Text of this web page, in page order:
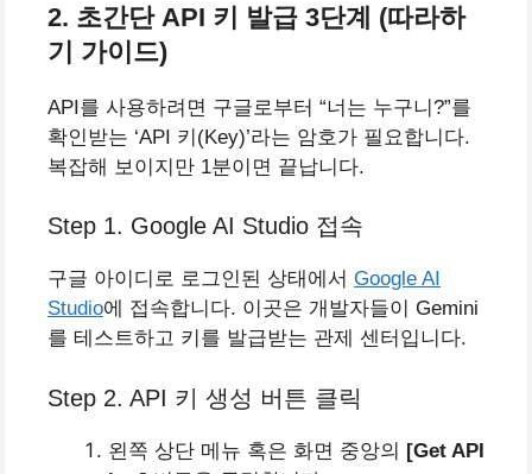
2. 초간단 API 키 발급 3단계 (따라하
기 가이드)
API를 사용하려면 구글로부터 “너는 누구니?”를
확인받는 ‘API 키(Key)’라는 암호가 필요합니다.
복잡해 보이지만 1분이면 끝납니다.
Step 1. Google AI Studio 접속
구글 아이디로 로그인된 상태에서 Google AI
Studio에 접속합니다. 이곳은 개발자들이 Gemini
를 테스트하고 키를 발급받는 관제 센터입니다.
Step 2. API 키 생성 버튼 클릭
왼쪽 상단 메뉴 혹은 화면 중앙의 [Get API